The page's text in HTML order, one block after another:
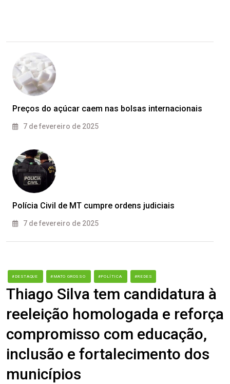
Preços do açúcar caem nas bolsas internacionais
7 de fevereiro de 2025
Polícia Civil de MT cumpre ordens judiciais
7 de fevereiro de 2025
#DESTAQUE #MATO GROSSO #POLÍTICA #REDES
Thiago Silva tem candidatura à
reeleição homologada e reforça
compromisso com educação,
inclusão e fortalecimento dos
municípios